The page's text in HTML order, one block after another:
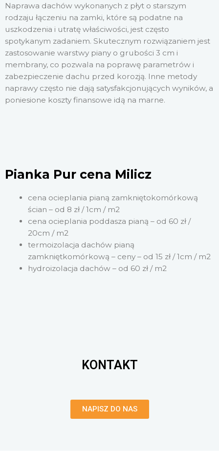
Naprawa dachów wykonanych z płyt o starszym
rodzaju łączeniu na zamki, które są podatne na
uszkodzenia i utratę właściwości, jest często
spotykanym zadaniem. Skutecznym rozwiązaniem jest
zastosowanie warstwy piany o grubości 3 cm i
membrany, co pozwala na poprawę parametrów i
zabezpieczenie dachu przed korozją. Inne metody
naprawy często nie dają satysfakcjonujących wyników, a
poniesione koszty finansowe idą na marne.
Pianka Pur cena Milicz
cena ocieplania pianą zamkniętokomórkową
ścian – od 8 zł / 1cm / m2
cena ocieplania poddasza pianą – od 60 zł /
20cm / m2
termoizolacja dachów pianą
zamkniętkomórkową – ceny – od 15 zł / 1cm / m2
hydroizolacja dachów – od 60 zł / m2
KONTAKT
NAPISZ DO NAS